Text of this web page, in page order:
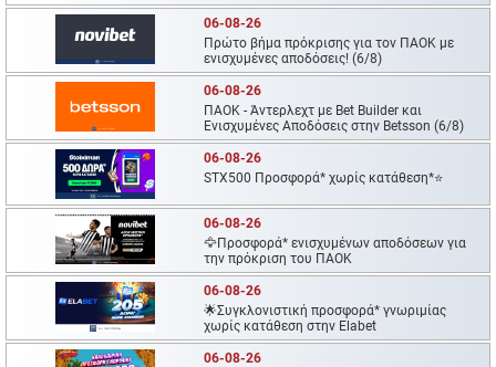
06-08-26
Πρώτο βήμα πρόκρισης για τον ΠΑΟΚ με
ενισχυμένες αποδόσεις! (6/8)
06-08-26
ΠΑΟΚ - Άντερλεχτ με Bet Builder και
Ενισχυμένες Αποδόσεις στην Betsson (6/8)
06-08-26
STX500 Προσφορά* χωρίς κατάθεση*⭐
06-08-26
🦅Προσφορά* ενισχυμένων αποδόσεων για
την πρόκριση του ΠΑΟΚ
06-08-26
🌟Συγκλονιστική προσφορά* γνωριμίας
χωρίς κατάθεση στην Elabet
06-08-26